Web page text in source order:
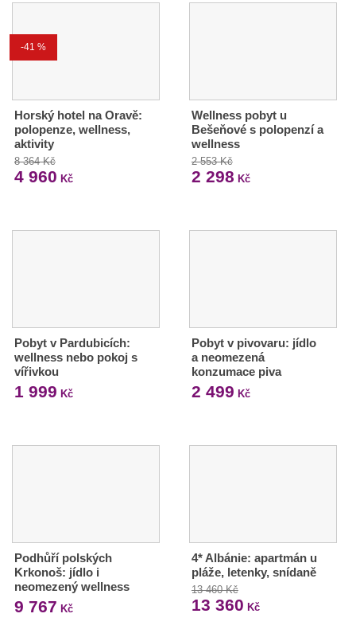
-41 %
Horský hotel na Oravě:
polopenze, wellness,
aktivity
8 364 Kč
4 960 Kč
Wellness pobyt u
Bešeňové s polopenzí a
wellness
2 553 Kč
2 298 Kč
Pobyt v Pardubicích:
wellness nebo pokoj s
vířivkou
1 999 Kč
Pobyt v pivovaru: jídlo
a neomezená
konzumace piva
2 499 Kč
Podhůří polských
Krkonoš: jídlo i
neomezený wellness
9 767 Kč
4* Albánie: apartmán u
pláže, letenky, snídaně
13 460 Kč
13 360 Kč